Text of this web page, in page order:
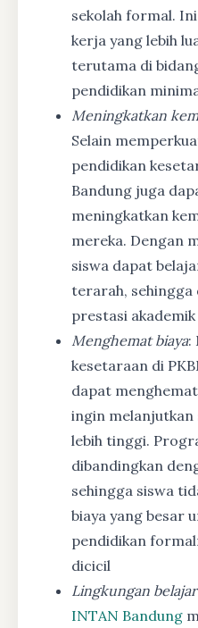
sekolah formal.
kerja yang lebih
terutama di
pendidikan
Meningkatkan
Selain
pendidikan
Bandung juga
meningkatkan
mereka. Dengan
siswa dapat
terarah, sehingga
prestasi
Menghemat biaya:
kesetaraan di
dapat
ingin melanjutkan
lebih tinggi.
dibandingkan
sehingga siswa
biaya yang besar
pendidikan
dicicil
Lingkungan
INTAN Bandung